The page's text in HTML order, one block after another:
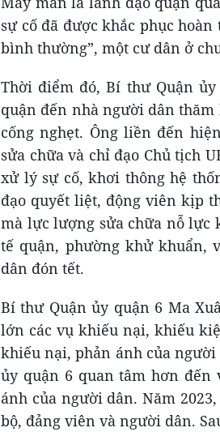
sự cố đã được khắc phục
bình thường”, một cư dân ở
Thời điểm đó, Bí thư Quận
quận đến nhà người dân
cống nghẹt. Ông liền đến
sửa chữa và chỉ đạo Chủ tịch
xử lý sự cố, khơi thông hệ
đạo quyết liệt, động viên kịp
mà lực lượng sửa chữa nỗ lực
tế quận, phường khử khuẩn,
dân đón tết.
Bí thư Quận ủy quận 6 Ma
lớn các vụ khiếu nại, khiếu
khiếu nại, phản ánh của người
ủy quận 6 quan tâm hơn đến
ánh của người dân. Năm
bộ, đảng viên và người dân.